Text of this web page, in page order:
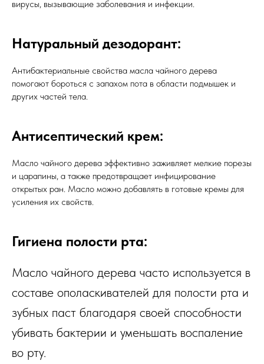
вирусы, вызывающие заболевания и инфекции.
Натуральный дезодорант:
Антибактериальные свойства масла чайного дерева
помогают бороться с запахом пота в области подмышек и
других частей тела.
Антисептический крем:
Масло чайного дерева эффективно заживляет мелкие порезы
и царапины, а также предотвращает инфицирование
открытых ран. Масло можно добавлять в готовые кремы для
усиления их свойств.
Гигиена полости рта:
Масло чайного дерева часто используется в
составе ополаскивателей для полости рта и
зубных паст благодаря своей способности
убивать бактерии и уменьшать воспаление
во рту.